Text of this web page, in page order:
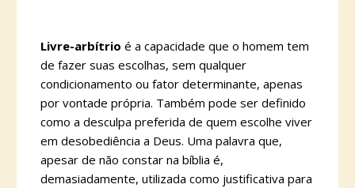
Livre-arbítrio é a capacidade que o homem tem
de fazer suas escolhas, sem qualquer
condicionamento ou fator determinante, apenas
por vontade própria. Também pode ser definido
como a desculpa preferida de quem escolhe viver
em desobediência a Deus. Uma palavra que,
apesar de não constar na bíblia é,
demasiadamente, utilizada como justificativa para